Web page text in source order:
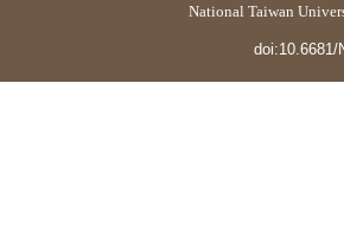
National Taiwan
doi:10.6681/